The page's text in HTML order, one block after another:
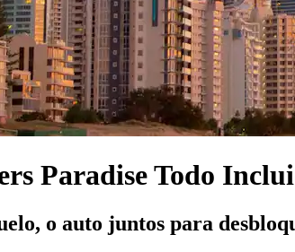
Paradise Todo
o auto juntos para